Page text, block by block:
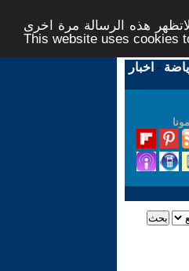
هذه الرسالة مرة اخرى -
This website uses cookies
- اخبار